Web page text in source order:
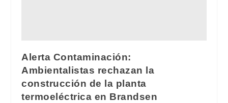
Alerta Contaminación:
Ambientalistas rechazan la
construcción de la planta
termoeléctrica en Brandsen